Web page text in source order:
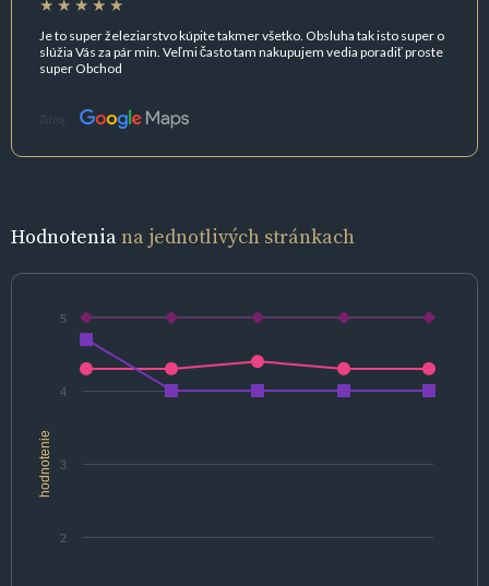
Je to super železiarstvo kúpite takmer všetko. Obsluha tak isto super o
slúžia Vás za pár min. Veľmi často tam nakupujem vedia poradiť proste
super Obchod
Zdroj:
Hodnoteniana jednotlivých stránkach
hodnotenie
2
3
4
5